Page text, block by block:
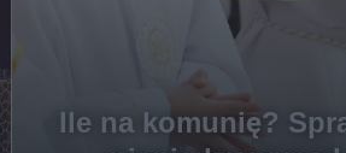
Ile na komunię?